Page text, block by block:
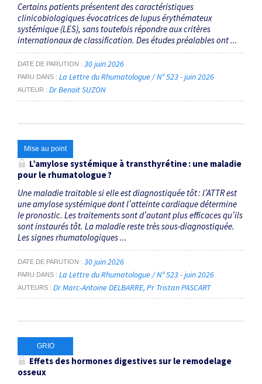
Certains patients présentent des caractéristiques
clinicobiologiques évocatrices de lupus érythémateux
systémique (LES), sans toutefois répondre aux critères
internationaux de classification. Des études préalables ont ...
DATE DE PARUTION 30 juin 2026
PARU DANS La Lettre du Rhumatologue / N° 523 - juin 2026
AUTEUR Dr Benoit SUZON
Mise au point
L’amylose systémique à transthyrétine : une maladie
pour le rhumatologue ?
Une maladie traitable si elle est diagnostiquée tôt : l’ATTR est
une amylose systémique dont l’atteinte cardiaque détermine
le pronostic. Les traitements sont d’autant plus efficaces qu’ils
sont instaurés tôt. La maladie reste très sous-diagnostiquée.
Les signes rhumatologiques ...
DATE DE PARUTION 30 juin 2026
PARU DANS La Lettre du Rhumatologue / N° 523 - juin 2026
AUTEURS Dr Marc-Antoine DELBARRE Pr Tristan PASCART
GRIO
Effets des hormones digestives sur le remodelage
osseux